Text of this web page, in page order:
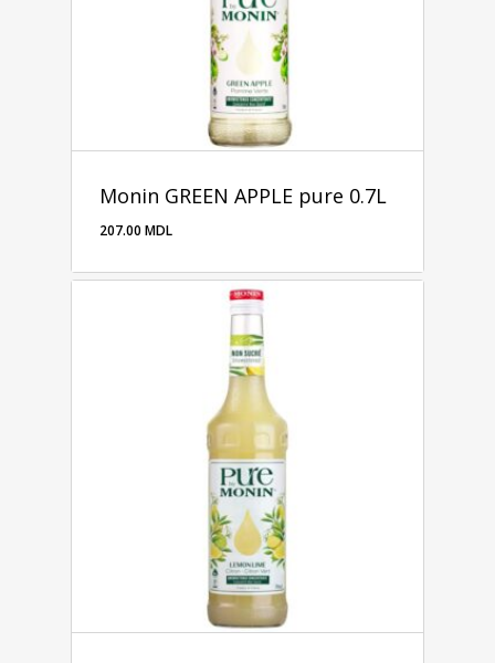
Monin GREEN APPLE pure 0.7L
207.00 MDL